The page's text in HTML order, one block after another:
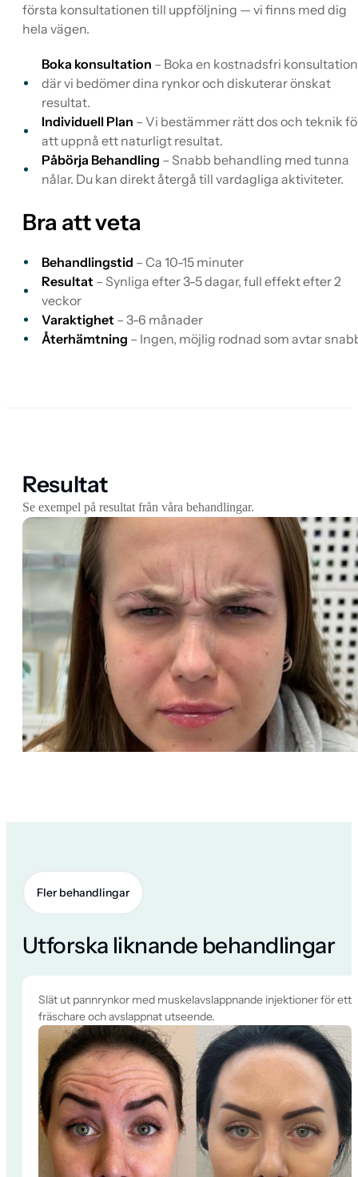
första konsultationen till uppföljning — vi finns med dig
hela vägen.
Boka konsultation – Boka en kostnadsfri konsultation
där vi bedömer dina rynkor och diskuterar önskat
resultat.
Individuell Plan – Vi bestämmer rätt dos och teknik
att uppnå ett naturligt resultat.
Påbörja Behandling – Snabb behandling med tunna
nålar. Du kan direkt återgå till vardagliga aktiviteter.
Bra att veta
Behandlingstid – Ca 10-15 minuter
Resultat – Synliga efter 3-5 dagar, full effekt efter 2
veckor
Varaktighet – 3-6 månader
Återhämtning – Ingen, möjlig rodnad som avtar
Resultat
Se exempel på resultat från våra behandlingar.
Fler behandlingar
Utforska liknande behandlingar
Slät ut pannrynkor med muskelavslappnande injektioner för ett
fräschare och avslappnat utseende.